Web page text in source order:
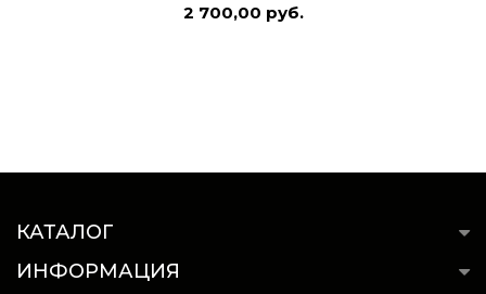
2 700,00 руб.
КАТАЛОГ
ИНФОРМАЦИЯ